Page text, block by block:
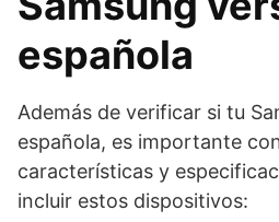
española
Además de verificar si tu
española, es importante
características y
incluir estos dispositivos: